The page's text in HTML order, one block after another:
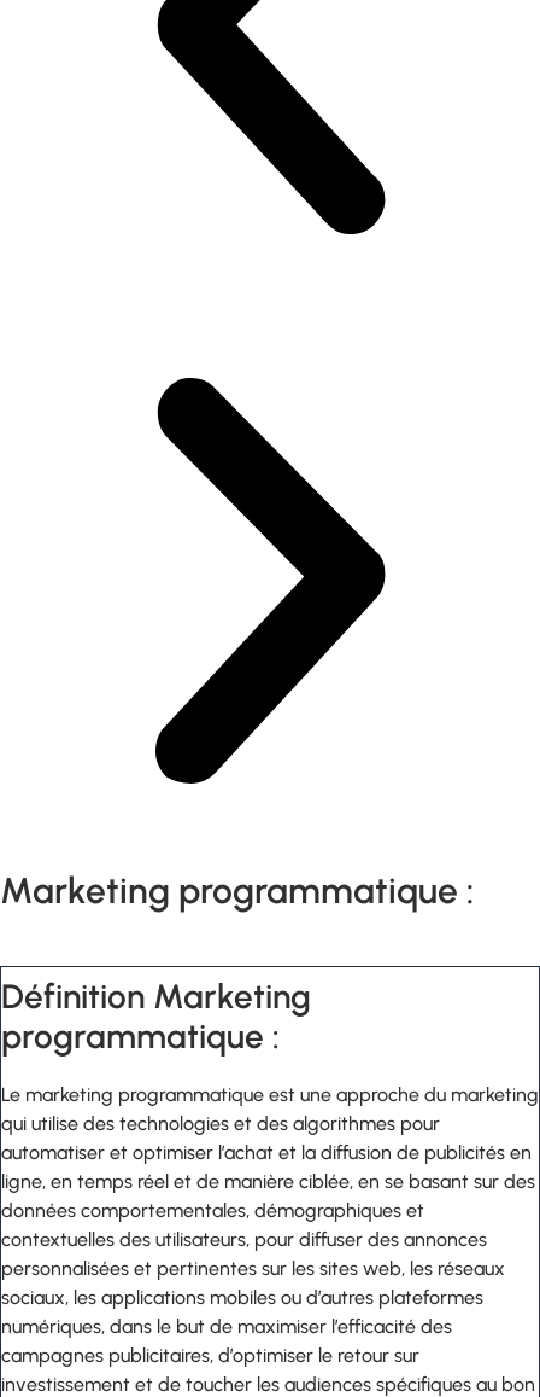
Marketing programmatique :
Définition Marketing
programmatique :
Le marketing programmatique est une approche du marketing
qui utilise des technologies et des algorithmes pour
automatiser et optimiser l’achat et la diffusion de publicités en
ligne, en temps réel et de manière ciblée, en se basant sur des
données comportementales, démographiques et
contextuelles des utilisateurs, pour diffuser des annonces
personnalisées et pertinentes sur les sites web, les réseaux
sociaux, les applications mobiles ou d’autres plateformes
numériques, dans le but de maximiser l’efficacité des
campagnes publicitaires, d’optimiser le retour sur
investissement et de toucher les audiences spécifiques au bon